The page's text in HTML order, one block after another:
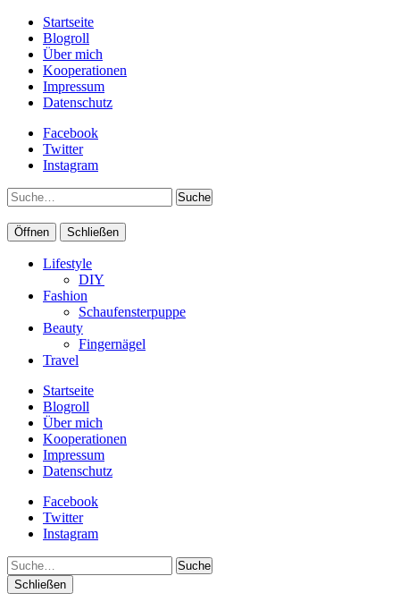
Startseite
Blogroll
Über mich
Kooperationen
Impressum
Datenschutz
Facebook
Twitter
Instagram
Suche
Öffnen Schließen
Lifestyle
DIY
Fashion
Schaufensterpuppe
Beauty
Fingernägel
Travel
Startseite
Blogroll
Über mich
Kooperationen
Impressum
Datenschutz
Facebook
Twitter
Instagram
Suche
Schließen